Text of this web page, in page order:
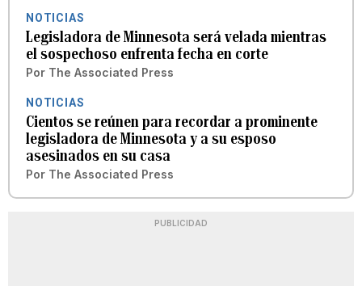
NOTICIAS
Legisladora de Minnesota será velada mientras
el sospechoso enfrenta fecha en corte
Por The Associated Press
NOTICIAS
Cientos se reúnen para recordar a prominente
legisladora de Minnesota y a su esposo
asesinados en su casa
Por The Associated Press
PUBLICIDAD